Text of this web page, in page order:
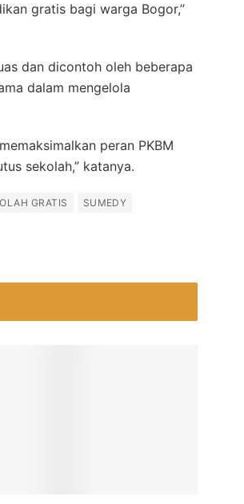
gratis bagi warga Bogor,”
dan dicontoh oleh beberapa
dalam mengelola
peran PKBM
sekolah,” katanya.
GRATIS SUMEDY